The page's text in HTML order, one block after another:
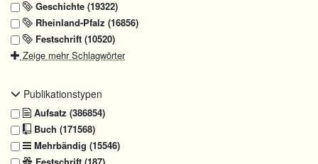
Geschichte (19322)
Rheinland-Pfalz (16856)
Festschrift (10520)
Zeige mehr Schlagwörter
Publikationstypen
Aufsatz (386854)
Buch (171568)
Mehrbändig (15546)
Festschrift (187)